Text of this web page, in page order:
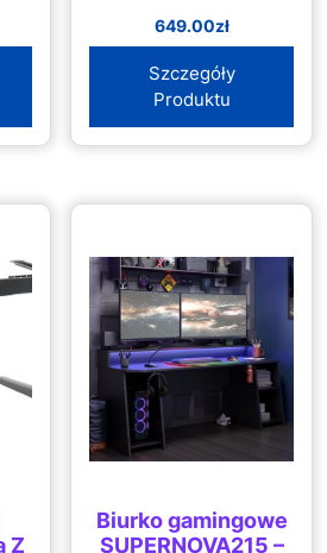
649.00zł
Szczegóły
Produktu
Z
Biurko gamingowe
SUPERNOVA215 –